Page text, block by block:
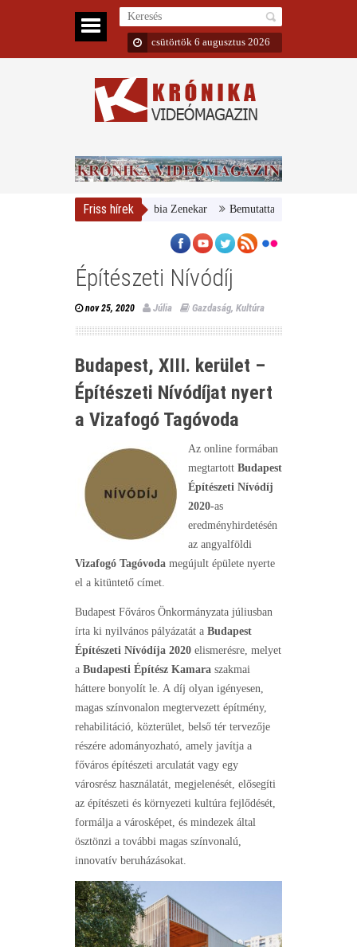
csütörtök 6 augusztus 2026
Friss hírek
Nemzeti Galéria és a Danubia Zenekar Bemutatta 2024/25-ös évadát a
Építészeti Nívódíj
nov 25, 2020 Júlia Gazdaság, Kultúra
Budapest, XIII. kerület –
Építészeti Nívódíjat nyert
a Vizafogó Tagóvoda
Az online formában
megtartott Budapest
Építészeti Nívódíj
2020-as
eredményhirdetésén
az angyalföldi
Vizafogó Tagóvoda megújult épülete nyerte
el a kitüntető címet.
Budapest Főváros Önkormányzata júliusban
írta ki nyilvános pályázatát a Budapest
Építészeti Nívódíja 2020 elismerésre, melyet
a Budapesti Építész Kamara szakmai
háttere bonyolít le. A díj olyan igényesen,
magas színvonalon megtervezett építmény,
rehabilitáció, közterület, belső tér tervezője
részére adományozható, amely javítja a
főváros építészeti arculatát vagy egy
városrész használatát, megjelenését, elősegíti
az építészeti és környezeti kultúra fejlődését,
formálja a városképet, és mindezek által
ösztönzi a további magas színvonalú,
innovatív beruházásokat.